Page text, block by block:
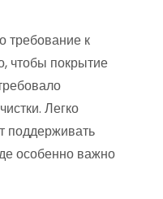
требование к
чтобы покрытие
Легко
поддерживать
особенно важно